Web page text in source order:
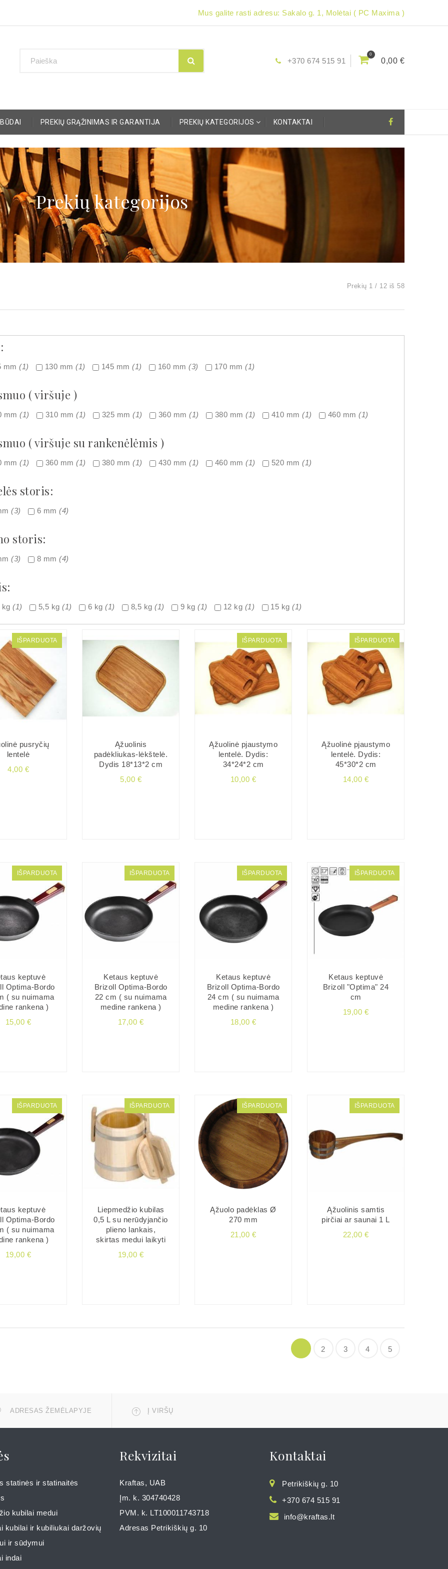
Mus galite rasti adresu: Sakalo g. 1, Molėtai ( PC Maxima )
+370 674 515 91
0
0,00 €
PREKIŲ GRĄŽINIMAS IR GARANTIJA PREKIŲ KATEGORIJOS KONTAKTAI
Prekių kategorijos
Prekių 1 / 12 iš 58
mm (1) 130 mm (1) 145 mm (1) 160 mm (3) 170 mm (1)
( viršuje )
mm (1) 310 mm (1) 325 mm (1) 360 mm (1) 380 mm (1) 410 mm (1) 460 mm (1)
( viršuje su rankenėlėmis )
mm (1) 360 mm (1) 380 mm (1) 430 mm (1) 460 mm (1) 520 mm (1)
storis:
(3) 6 mm (4)
storis:
(3) 8 mm (4)
kg (1) 5,5 kg (1) 6 kg (1) 8,5 kg (1) 9 kg (1) 12 kg (1) 15 kg (1)
IŠPARDUOTA
pusryčių
lentelė
4,00 €
Ąžuolinis
padėkliukas-lėkštelė.
Dydis 18*13*2 cm
5,00 €
IŠPARDUOTA
Ąžuolinė pjaustymo
lentelė. Dydis:
34*24*2 cm
10,00 €
IŠPARDUOTA
Ąžuolinė pjaustymo
lentelė. Dydis:
45*30*2 cm
14,00 €
IŠPARDUOTA
keptuvė
Optima-Bordo
( su nuimama
rankena )
15,00 €
IŠPARDUOTA
Ketaus keptuvė
Brizoll Optima-Bordo
22 cm ( su nuimama
medine rankena )
17,00 €
IŠPARDUOTA
Ketaus keptuvė
Brizoll Optima-Bordo
24 cm ( su nuimama
medine rankena )
18,00 €
IŠPARDUOTA
Ketaus keptuvė
Brizoll "Optima" 24
cm
19,00 €
IŠPARDUOTA
keptuvė
Optima-Bordo
( su nuimama
rankena )
19,00 €
IŠPARDUOTA
Liepmedžio kubilas
0,5 L su nerūdyjančio
plieno lankais,
skirtas medui laikyti
19,00 €
IŠPARDUOTA
Ąžuolo padėklas Ø
270 mm
21,00 €
IŠPARDUOTA
Ąžuolinis samtis
pirčiai ar saunai 1 L
22,00 €
2 3 4 5
ADRESAS ŽEMĖLAPYJE Į VIRŠŲ
statinės ir statinaitės
kubilai medui
kubilai ir kubiliukai daržovių
ir sūdymui
indai
Rekvizitai
Kraftas, UAB
Įm. k. 304740428
PVM. k. LT100011743718
Adresas Petrikiškių g. 10
Kontaktai
Petrikiškių g. 10
+370 674 515 91
info@kraftas.lt